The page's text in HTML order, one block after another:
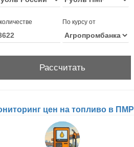
По курсу от
цен на топливо в ПМР